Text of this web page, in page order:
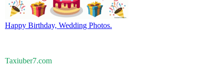
Happy Birthday, Wedding Photos.
Taxiuber7.com